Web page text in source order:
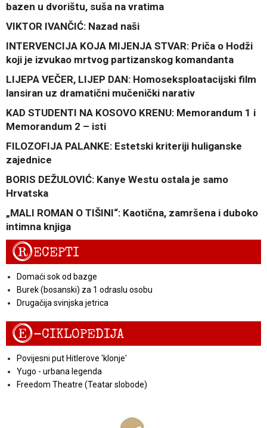
bazen u dvorištu, suša na vratima
VIKTOR IVANČIĆ: Nazad naši
INTERVENCIJA KOJA MIJENJA STVAR: Priča o Hodži
koji je izvukao mrtvog partizanskog komandanta
LIJEPA VEČER, LIJEP DAN: Homoseksploatacijski film
lansiran uz dramatični mučenički narativ
KAD STUDENTI NA KOSOVO KRENU: Memorandum 1 i
Memorandum 2 – isti
FILOZOFIJA PALANKE: Estetski kriteriji huliganske
zajednice
BORIS DEŽULOVIĆ: Kanye Westu ostala je samo
Hrvatska
„MALI ROMAN O TIŠINI“: Kaotična, zamršena i duboko
intimna knjiga
RECEPTI
Domaći sok od bazge
Burek (bosanski) za 1 odraslu osobu
Drugačija svinjska jetrica
E-CIKLOPEDIJA
Povijesni put Hitlerove 'klonje'
Yugo - urbana legenda
Freedom Theatre (Teatar slobode)